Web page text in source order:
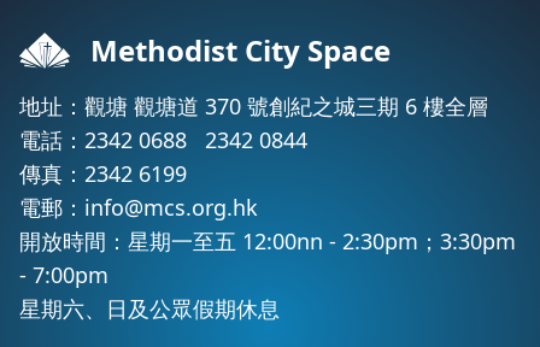
Methodist City Space
地址：觀塘 觀塘道 370 號創紀之城三期 6 樓全層
電話： 2342 0688
2342 0844
傳真：2342 6199
電郵： info@mcs.org.hk
開放時間：星期一至五 12:00nn - 2:30pm；3:30pm
- 7:00pm
星期六、日及公眾假期休息